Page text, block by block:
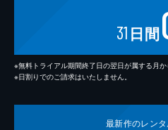
31 日間
※無料トライアル期間終了日の翌日が属する月か
※日割りでのご請求はいたしません。
最新作のレン